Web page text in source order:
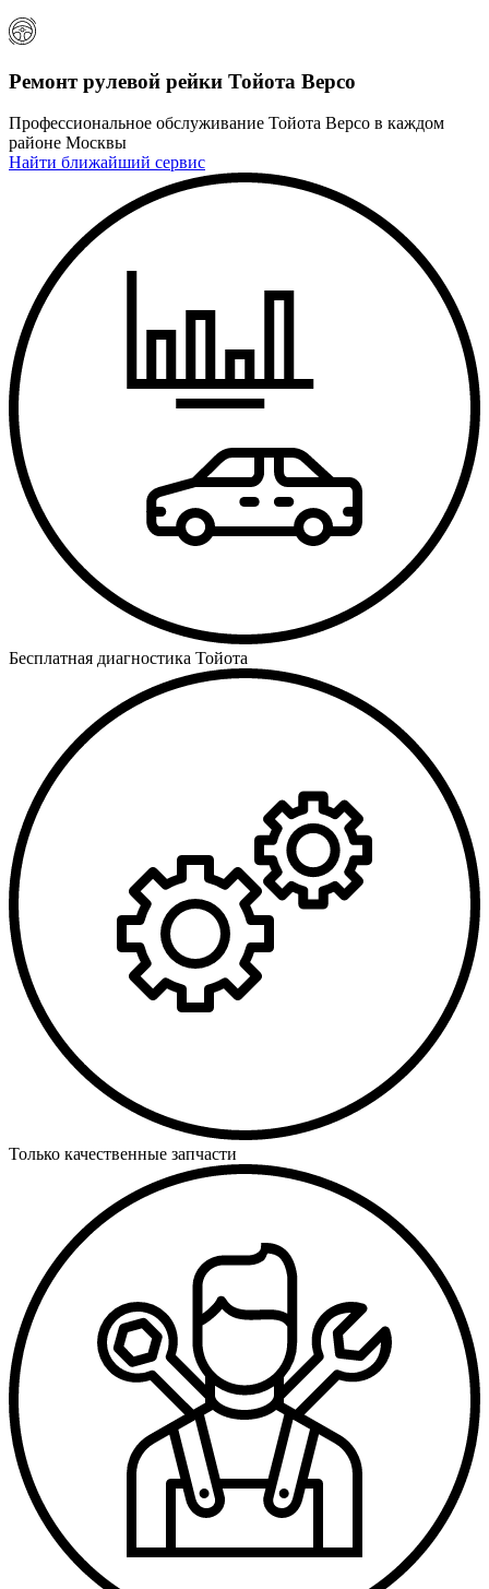
Ремонт рулевой рейки Тойота Версо
Профессиональное обслуживание Тойота Версо в каждом
районе Москвы
Найти ближайший сервис
Бесплатная диагностика Тойота
Только качественные запчасти